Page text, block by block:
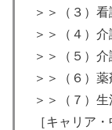
＞＞（３）
＞＞（４）
＞＞（５）介
＞＞（６）薬
＞＞（７）
［キャリア・